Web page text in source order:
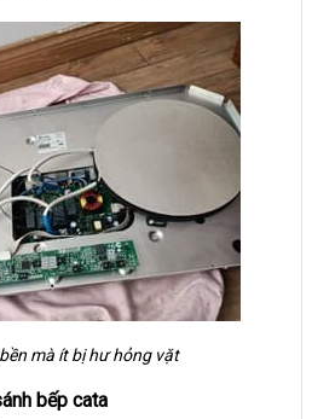
mà ít bị hư hỏng vặt
bếp cata